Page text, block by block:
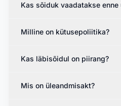
Kas sõiduk vaadatakse
Milline on kütusepoliitika?
Kas läbisõidul on piirang?
Mis on üleandmisakt?